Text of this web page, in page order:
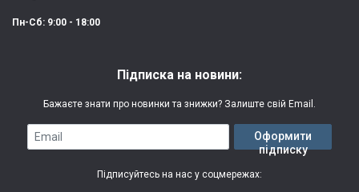
Особливості:
(вологостійкий, гнучкий)
Гарантія: 3 місяці
Пн-Сб: 9:00 - 18:00
Підписка на новини:
Бажаєте знати про новинки та знижки? Залиште свій Email.
Email
Оформити
підписку
Підписуйтесь на нас у соцмережах: